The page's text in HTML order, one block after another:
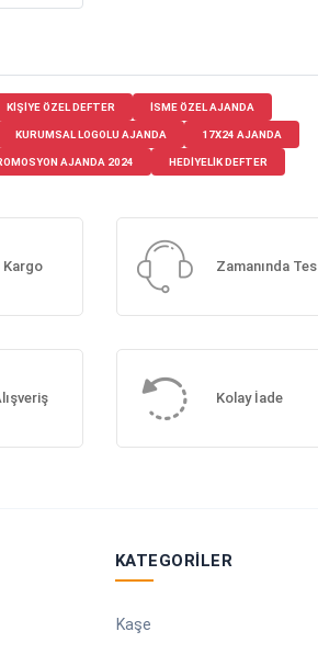
KIŞIYE ÖZEL DEFTER ISME ÖZEL AJANDA
KURUMSAL LOGOLU AJANDA 17X24 AJANDA
AJANDA 2024 HEDIYELIK DEFTER
Zamanında
Kolay İade
KATEGORILER
Kaşe